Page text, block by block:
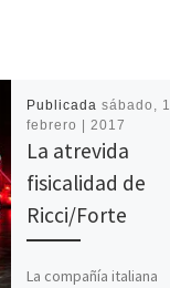
Publicadasábado,
febrero | 2017
La atrevida
fisicalidad de
Ricci/Forte
La compañía italiana